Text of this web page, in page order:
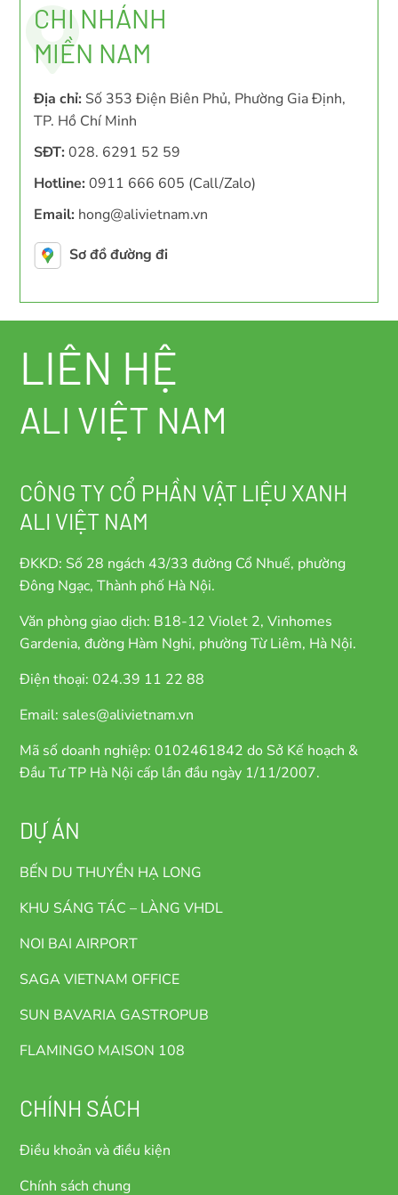
CHI NHÁNH
MIỀN NAM
Địa chỉ: Số 353 Điện Biên Phủ, Phường Gia Định,
TP. Hồ Chí Minh
SĐT: 028. 6291 52 59
Hotline: 0911 666 605 (Call/Zalo)
Email: hong@alivietnam.vn
Sơ đồ đường đi
LIÊN HỆ
ALI VIỆT NAM
CÔNG TY CỔ PHẦN VẬT LIỆU XANH
ALI VIỆT NAM
ĐKKD: Số 28 ngách 43/33 đường Cổ Nhuế, phường
Đông Ngạc, Thành phố Hà Nội.
Văn phòng giao dịch: B18-12 Violet 2, Vinhomes
Gardenia, đường Hàm Nghi, phường Từ Liêm, Hà Nội.
Điện thoại: 024.39 11 22 88
Email: sales@alivietnam.vn
Mã số doanh nghiệp: 0102461842 do Sở Kế hoạch &
Đầu Tư TP Hà Nội cấp lần đầu ngày 1/11/2007.
DỰ ÁN
BẾN DU THUYỀN HẠ LONG
KHU SÁNG TÁC – LÀNG VHDL
NOI BAI AIRPORT
SAGA VIETNAM OFFICE
SUN BAVARIA GASTROPUB
FLAMINGO MAISON 108
CHÍNH SÁCH
Điều khoản và điều kiện
Chính sách chung